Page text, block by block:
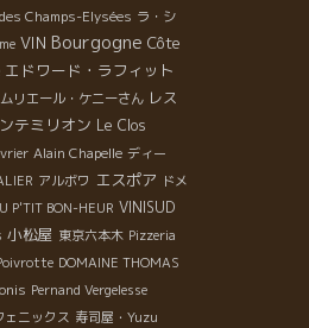
Champs-Elysées ラ・シ
VIN Bourgogne Côte
エドワード・ラフィット
リエール・ケニーさん レス
テミリオン Le Clos
Alain Chapelle ディー
アルボワ エスポア ドメ
P'TIT BON-HEUR VINISUD
小松屋 東京六本木 Pizzeria
DOMAINE THOMAS
Pernand Vergelesse
ェニックス 寿司屋・Yuzu